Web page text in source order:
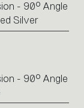
- 90° Angle
Silver
- 90° Angle